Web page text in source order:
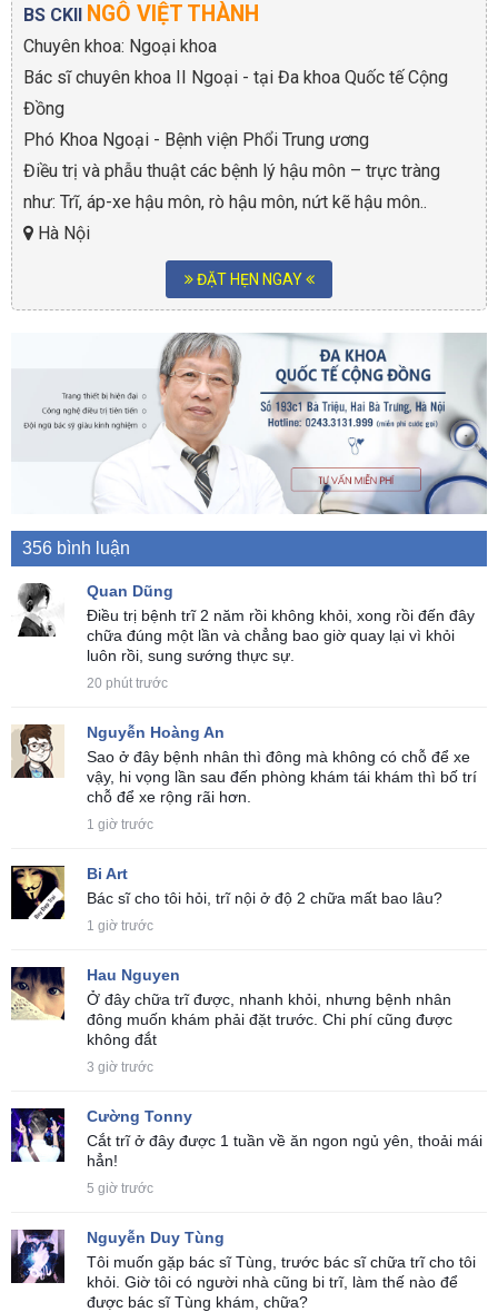
BS CKII NGÔ VIỆT THÀNH
Chuyên khoa: Ngoại khoa
Bác sĩ chuyên khoa II Ngoại - tại Đa khoa Quốc tế Cộng
Đồng
Phó Khoa Ngoại - Bệnh viện Phổi Trung ương
Điều trị và phẫu thuật các bệnh lý hậu môn – trực tràng
như: Trĩ, áp-xe hậu môn, rò hậu môn, nứt kẽ hậu môn..
Hà Nội
ĐẶT HẸN NGAY
356 bình luận
Quan Dũng
Điều trị bệnh trĩ 2 năm rồi không khỏi, xong rồi đến đây
chữa đúng một lần và chẳng bao giờ quay lại vì khỏi
luôn rồi, sung sướng thực sự.
20 phút trước
Nguyễn Hoàng An
Sao ở đây bệnh nhân thì đông mà không có chỗ để xe
vậy, hi vọng lần sau đến phòng khám tái khám thì bố trí
chỗ để xe rộng rãi hơn.
1 giờ trước
Bi Art
Bác sĩ cho tôi hỏi, trĩ nội ở độ 2 chữa mất bao lâu?
1 giờ trước
Hau Nguyen
Ở đây chữa trĩ được, nhanh khỏi, nhưng bệnh nhân
đông muốn khám phải đặt trước. Chi phí cũng được
không đắt
3 giờ trước
Cường Tonny
Cắt trĩ ở đây được 1 tuần về ăn ngon ngủ yên, thoải mái
hẳn!
5 giờ trước
Nguyễn Duy Tùng
Tôi muốn gặp bác sĩ Tùng, trước bác sĩ chữa trĩ cho tôi
khỏi. Giờ tôi có người nhà cũng bi trĩ, làm thế nào để
được bác sĩ Tùng khám, chữa?